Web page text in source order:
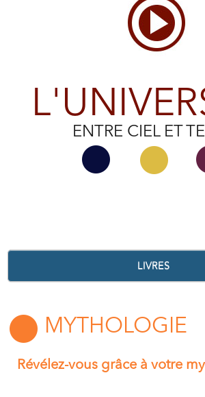
ENTRE CIEL ET
LIVRES
MYTHOLOGIE
Révélez-vous grâce à votre